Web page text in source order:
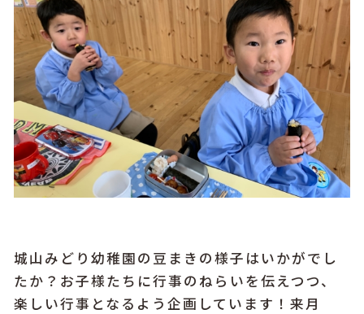
城山みどり幼稚園の豆まきの様子はいかがでし
たか？お子様たちに行事のねらいを伝えつつ、
楽しい行事となるよう企画しています！来月